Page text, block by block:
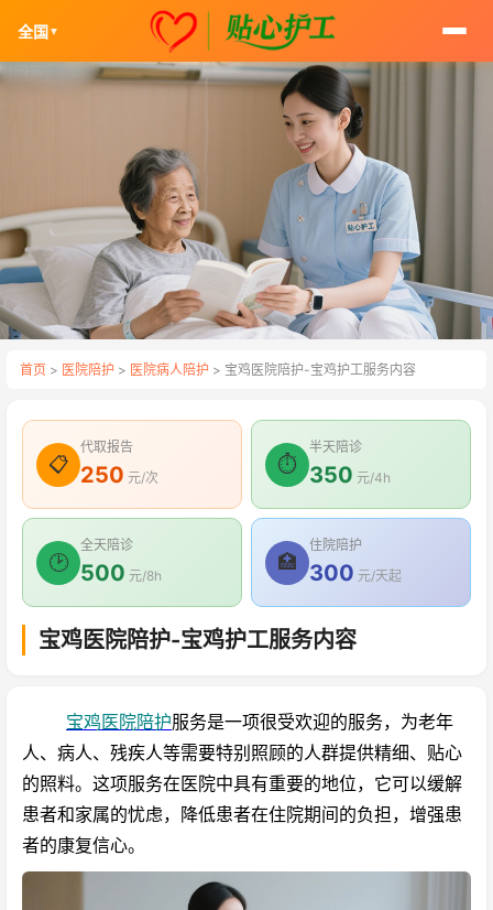
全国 ▼
首页 > 医院陪护 > 医院病人陪护 > 宝鸡医院陪护-宝鸡护工服务内容
📋
代取报告
250 元/次
⏱
半天陪诊
350 元/4h
🕑
全天陪诊
500 元/8h
🏥
住院陪护
300 元/天起
宝鸡医院陪护-宝鸡护工服务内容
宝鸡医院陪护服务是一项很受欢迎的服务，为老年
人、病人、残疾人等需要特别照顾的人群提供精细、贴心
的照料。这项服务在医院中具有重要的地位，它可以缓解
患者和家属的忧虑，降低患者在住院期间的负担，增强患
者的康复信心。